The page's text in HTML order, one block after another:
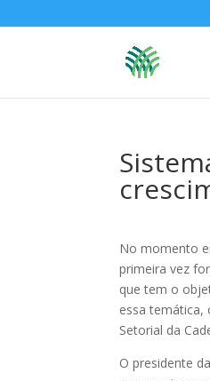
No momento
primeira vez
que tem o
essa temática,
Setorial da
O presidente